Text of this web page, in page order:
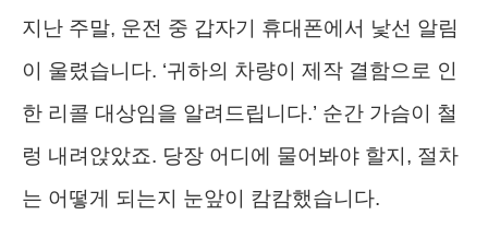
지난 주말, 운전 중 갑자기 휴대폰에서 낯선 알림
이 울렸습니다. ‘귀하의 차량이 제작 결함으로 인
한 리콜 대상임을 알려드립니다.’ 순간 가슴이 철
렁 내려앉았죠. 당장 어디에 물어봐야 할지, 절차
는 어떻게 되는지 눈앞이 캄캄했습니다.